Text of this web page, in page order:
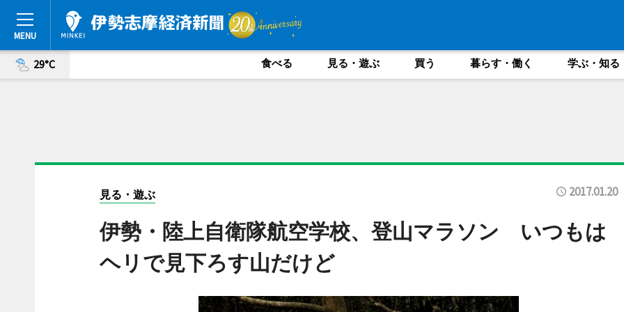
29°C 食べる 見る・遊ぶ 買う 暮らす・働く 学ぶ・知る
見る・遊ぶ 2017.01.20
伊勢・陸上自衛隊航空学校、登山マラソン いつもは
ヘリで見下ろす山だけど